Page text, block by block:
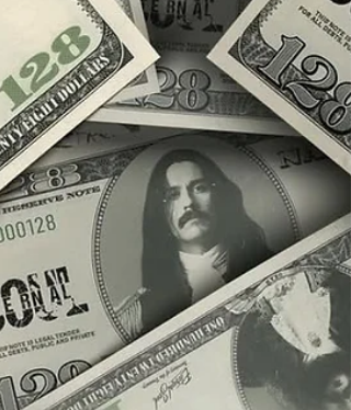
Mayıs itibariyle tüm dijital platformlarda
yayında! “Mephistophelean Tragedy”,
mühürlenmiş kadim bir varlığın gözünden
anlatılan karanlık bir hikaye sunuyor. Güç ve
hükmetme arzusu uğruna yapılan bir çağ